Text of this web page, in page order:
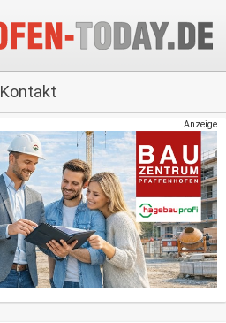
Kontakt
Anzeige